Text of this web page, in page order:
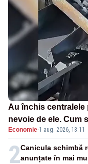
Au închis centralele
nevoie de ele. Cum
energetică
Economie·1 aug. 2026, 18:11
2Canicula schimbă
anunțate în mai